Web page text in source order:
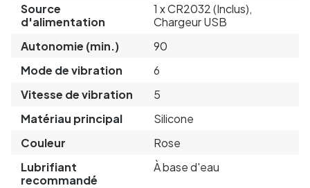
Source
d'alimentation
1 x CR2032 (Inclus),
Chargeur USB
Autonomie (min.)
90
Mode de vibration
6
Vitesse de vibration
5
Matériau principal
Silicone
Couleur
Rose
Lubrifiant
recommandé
À base d'eau